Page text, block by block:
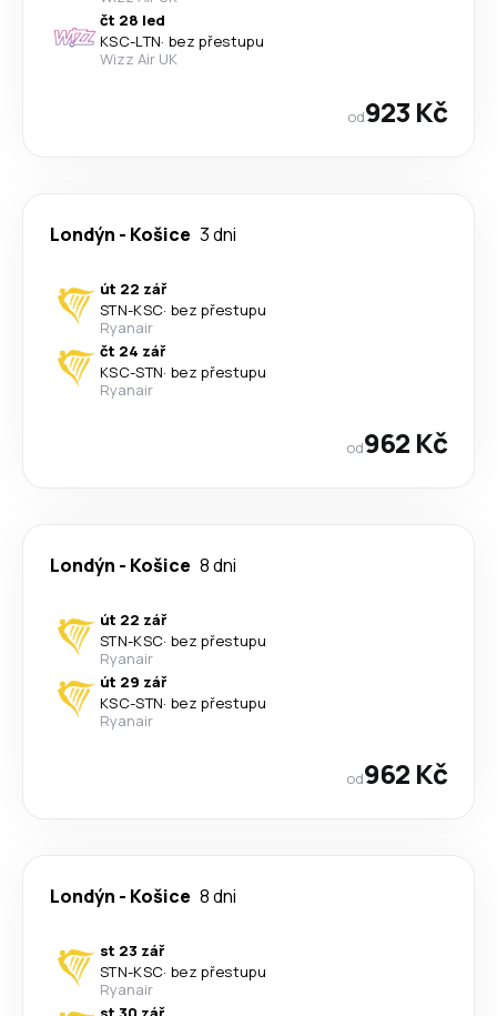
čt 28 led
KSC-LTN· bez přestupu
Wizz Air UK
od923 Kč
Londýn - Košice 3 dni
út 22 zář
STN-KSC· bez přestupu
Ryanair
čt 24 zář
KSC-STN· bez přestupu
Ryanair
od962 Kč
Londýn - Košice 8 dni
út 22 zář
STN-KSC· bez přestupu
Ryanair
út 29 zář
KSC-STN· bez přestupu
Ryanair
od962 Kč
Londýn - Košice 8 dni
st 23 zář
STN-KSC· bez přestupu
Ryanair